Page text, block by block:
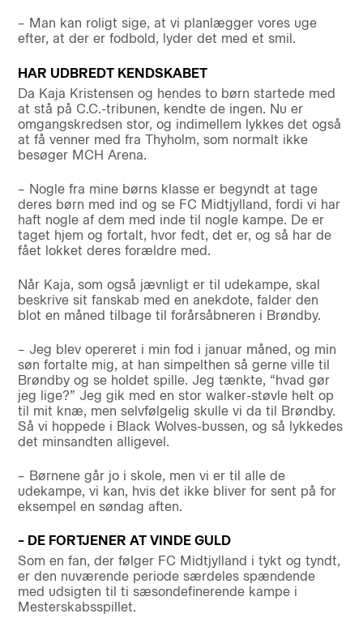
– Man kan roligt sige, at vi planlægger vores uge
efter, at der er fodbold, lyder det med et smil.
HAR UDBREDT KENDSKABET
Da Kaja Kristensen og hendes to børn startede med
at stå på C.C.-tribunen, kendte de ingen. Nu er
omgangskredsen stor, og indimellem lykkes det også
at få venner med fra Thyholm, som normalt ikke
besøger MCH Arena.
– Nogle fra mine børns klasse er begyndt at tage
deres børn med ind og se FC Midtjylland, fordi vi har
haft nogle af dem med inde til nogle kampe. De er
taget hjem og fortalt, hvor fedt, det er, og så har de
fået lokket deres forældre med.
Når Kaja, som også jævnligt er til udekampe, skal
beskrive sit fanskab med en anekdote, falder den
blot en måned tilbage til forårsåbneren i Brøndby.
– Jeg blev opereret i min fod i januar måned, og min
søn fortalte mig, at han simpelthen så gerne ville til
Brøndby og se holdet spille. Jeg tænkte, “hvad gør
jeg lige?” Jeg gik med en stor walker-støvle helt op
til mit knæ, men selvfølgelig skulle vi da til Brøndby.
Så vi hoppede i Black Wolves-bussen, og så lykkedes
det minsandten alligevel.
– Børnene går jo i skole, men vi er til alle de
udekampe, vi kan, hvis det ikke bliver for sent på for
eksempel en søndag aften.
– DE FORTJENER AT VINDE GULD
Som en fan, der følger FC Midtjylland i tykt og tyndt,
er den nuværende periode særdeles spændende
med udsigten til ti sæsondefinerende kampe i
Mesterskabsspillet.